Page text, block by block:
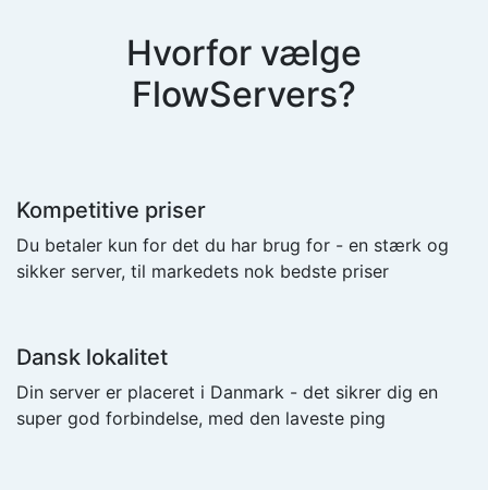
Hvorfor vælge
FlowServers?
Kompetitive priser
Du betaler kun for det du har brug for - en stærk og
sikker server, til markedets nok bedste priser
Dansk lokalitet
Din server er placeret i Danmark - det sikrer dig en
super god forbindelse, med den laveste ping